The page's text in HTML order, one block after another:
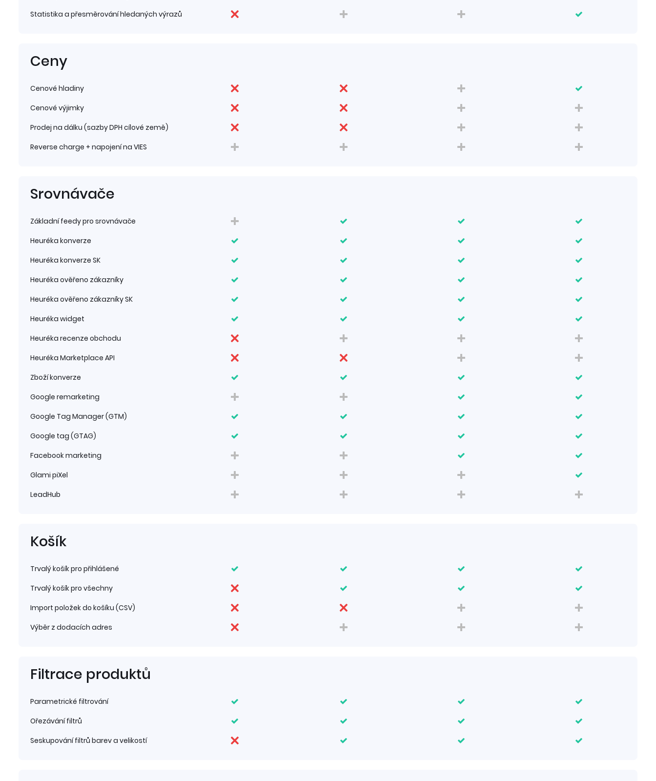
Statistika a přesměrování hledaných výrazů
Ceny
Cenové hladiny
Cenové výjimky
Prodej na dálku (sazby DPH cílové země)
Reverse charge + napojení na VIES
Srovnávače
Základní feedy pro srovnávače
Heuréka konverze
Heuréka konverze SK
Heuréka ověřeno zákazníky
Heuréka ověřeno zákazníky SK
Heuréka widget
Heuréka recenze obchodu
Heuréka Marketplace API
Zboží konverze
Google remarketing
Google Tag Manager (GTM)
Google tag (GTAG)
Facebook marketing
Glami piXel
LeadHub
Košík
Trvalý košík pro přihlášené
Trvalý košík pro všechny
Import položek do košíku (CSV)
Výběr z dodacích adres
Filtrace produktů
Parametrické filtrování
Ořezávání filtrů
Seskupování filtrů barev a velikostí